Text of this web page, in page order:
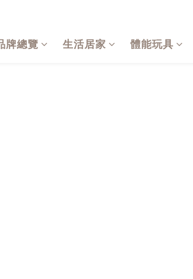
牌總覽 生活居家 體能玩具